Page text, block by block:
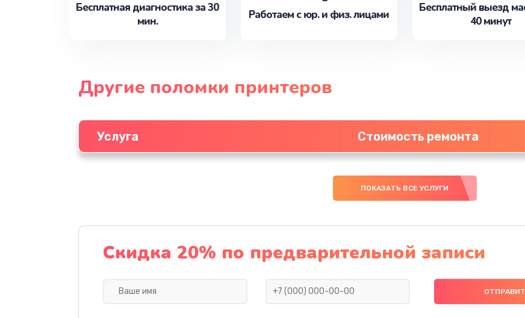
Бесплатная диагностика за 30
мин.
Работаем с юр. и физ. лицами
Бесплатный выезд
40 минут
Другие поломки принтеров
Услуга Стоимость ремонта
ПОКАЗАТЬ ВСЕ УСЛУГИ
Скидка 20% по предварительной записи